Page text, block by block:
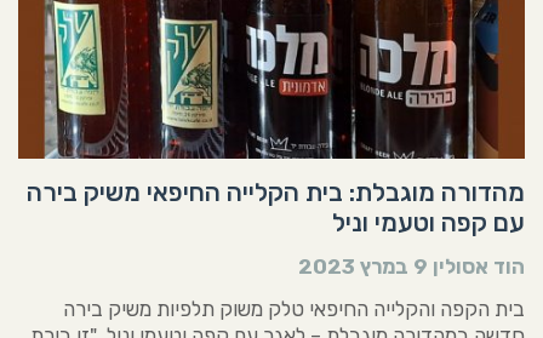
מהדורה מוגבלת: בית הקלייה החיפאי משיק בירה
עם קפה וטעמי וניל
הוד אסולין 9 במרץ 2023
בית הקפה והקלייה החיפאי טלק משוק תלפיות משיק בירה